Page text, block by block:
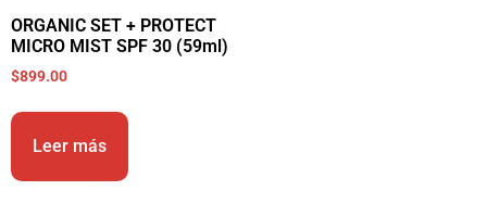
ORGANIC SET + PROTECT
MICRO MIST SPF 30 (59ml)
$899.00
Leer más